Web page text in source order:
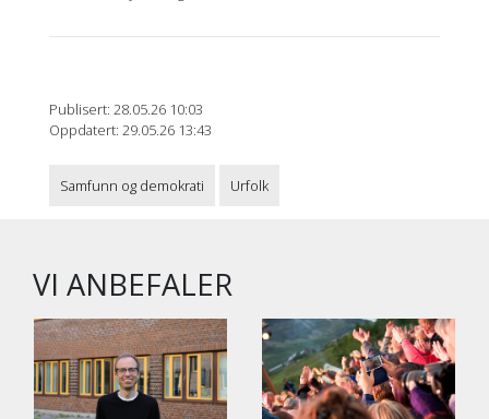
Publisert: 28.05.26 10:03
Oppdatert: 29.05.26 13:43
Samfunn og demokrati Urfolk
VI ANBEFALER